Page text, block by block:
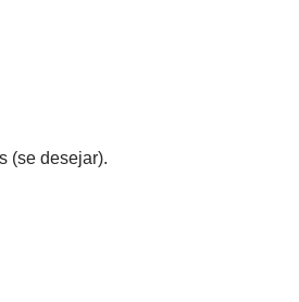
(se desejar).